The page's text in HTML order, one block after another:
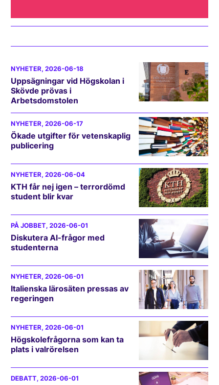
NYHETER, 2026-06-18
Uppsägningar vid Högskolan i
Skövde prövas i
Arbetsdomstolen
NYHETER, 2026-06-17
Ökade utgifter för vetenskaplig
publicering
NYHETER, 2026-06-04
KTH får nej igen – terrordömd
student blir kvar
PÅ JOBBET, 2026-06-01
Diskutera AI-frågor med
studenterna
NYHETER, 2026-06-01
Italienska lärosäten pressas av
regeringen
NYHETER, 2026-06-01
Högskolefrågorna som kan ta
plats i valrörelsen
DEBATT, 2026-06-01